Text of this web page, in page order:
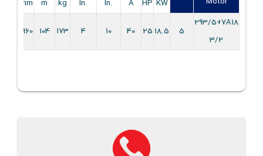
KW
HP
A
.In
.In
kg
m
mm
293/5+7A18
3/2
5
18.5
25
40
10
4
173
104
1960